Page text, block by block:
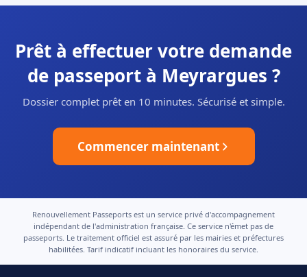
Prêt à effectuer votre demande
de passeport à Meyrargues ?
Dossier complet prêt en 10 minutes. Sécurisé et simple.
Commencer maintenant
Renouvellement Passeports est un service privé d'accompagnement
indépendant de l'administration française. Ce service n'émet pas de
passeports. Le traitement officiel est assuré par les mairies et préfectures
habilitées. Tarif indicatif incluant les honoraires du service.